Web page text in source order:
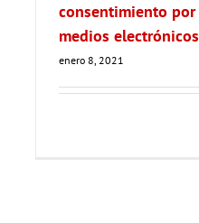
consentimiento por
medios electrónicos
enero 8, 2021